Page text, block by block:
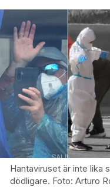
Hantaviruset är inte lika
dödligare. Foto: Arturo